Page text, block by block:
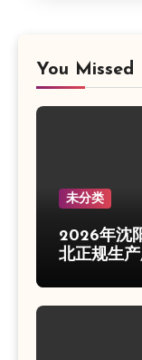
You Missed
未分类
2026年沈
北正规生